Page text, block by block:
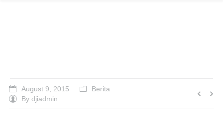
August 9, 2015
Berita
By djiadmin